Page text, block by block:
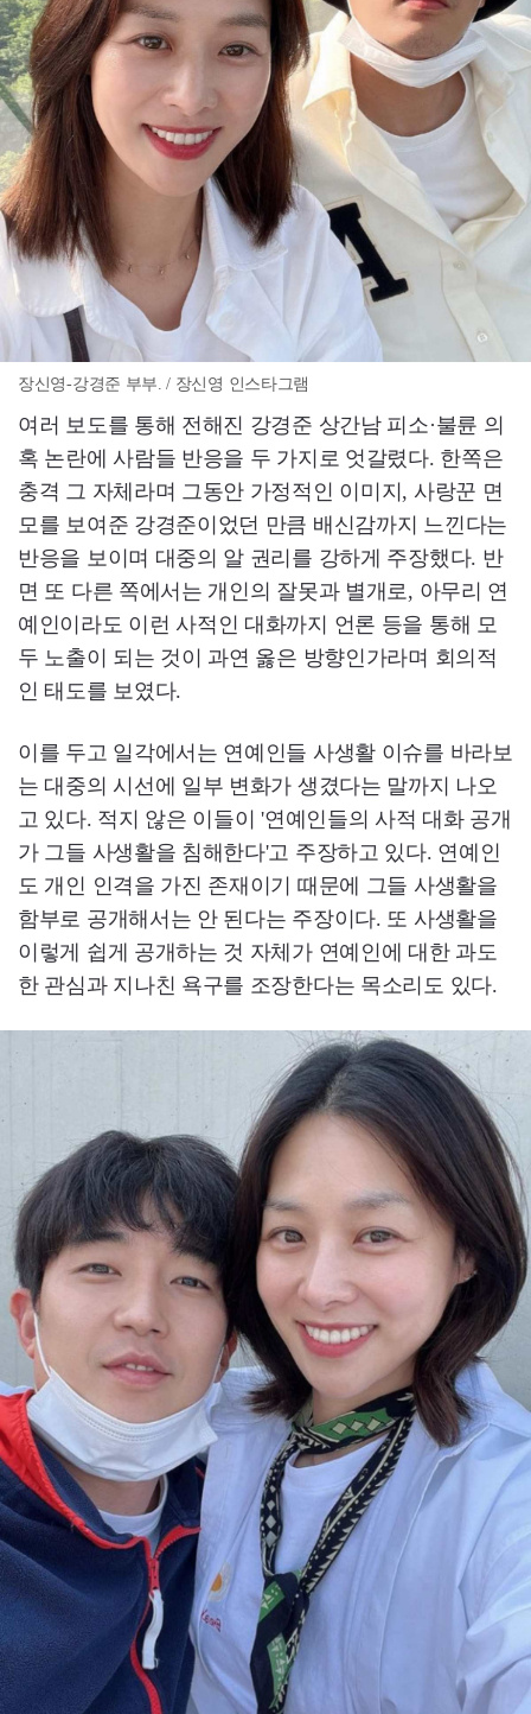
장신영-강경준 부부. / 장신영 인스타그램
여러 보도를 통해 전해진 강경준 상간남 피소·불륜 의
혹 논란에 사람들 반응을 두 가지로 엇갈렸다. 한쪽은
충격 그 자체라며 그동안 가정적인 이미지, 사랑꾼 면
모를 보여준 강경준이었던 만큼 배신감까지 느낀다는
반응을 보이며 대중의 알 권리를 강하게 주장했다. 반
면 또 다른 쪽에서는 개인의 잘못과 별개로, 아무리 연
예인이라도 이런 사적인 대화까지 언론 등을 통해 모
두 노출이 되는 것이 과연 옳은 방향인가라며 회의적
인 태도를 보였다.
이를 두고 일각에서는 연예인들 사생활 이슈를 바라보
는 대중의 시선에 일부 변화가 생겼다는 말까지 나오
고 있다. 적지 않은 이들이 '연예인들의 사적 대화 공개
가 그들 사생활을 침해한다'고 주장하고 있다. 연예인
도 개인 인격을 가진 존재이기 때문에 그들 사생활을
함부로 공개해서는 안 된다는 주장이다. 또 사생활을
이렇게 쉽게 공개하는 것 자체가 연예인에 대한 과도
한 관심과 지나친 욕구를 조장한다는 목소리도 있다.